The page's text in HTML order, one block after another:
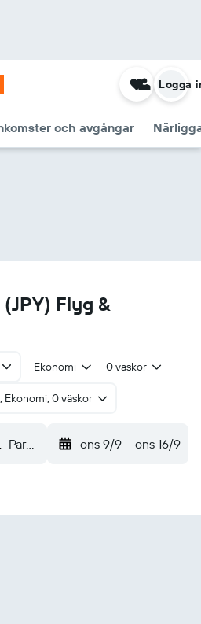
och avgångar
Logga
Flyg &
Ekonomi 0 väskor
Ekonomi, 0 väskor
Paraty (JPY) ons 9/9 - ons 16/9